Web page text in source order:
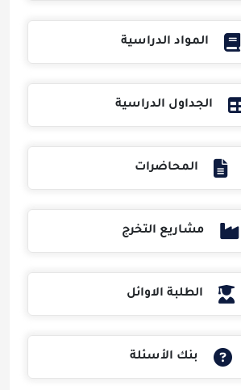
المواد الدراسية
الجداول الدراسية
المحاضرات
مشاريع التخرج
الطلبة الاوائل
بنك الأسئلة